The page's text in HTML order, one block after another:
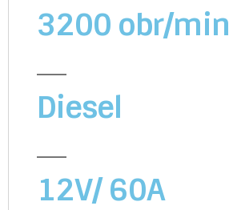
3200 obr/min
Diesel
12V/ 60A